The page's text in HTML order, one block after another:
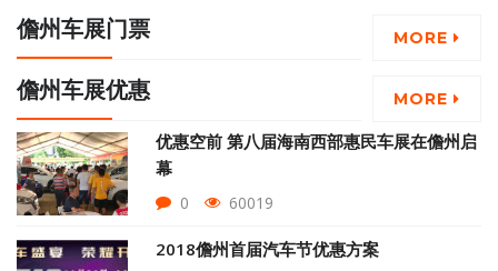
儋州车展门票 MORE
儋州车展优惠 MORE
优惠空前 第八届海南西部惠民车展在儋州启
幕
0 60019
2018儋州首届汽车节优惠方案